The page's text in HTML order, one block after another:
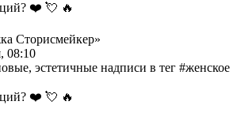
❤️ 💘 🔥
Сторисмейкер»
08:10
эстетичные надписи в тег #женское
❤️ 💘 🔥